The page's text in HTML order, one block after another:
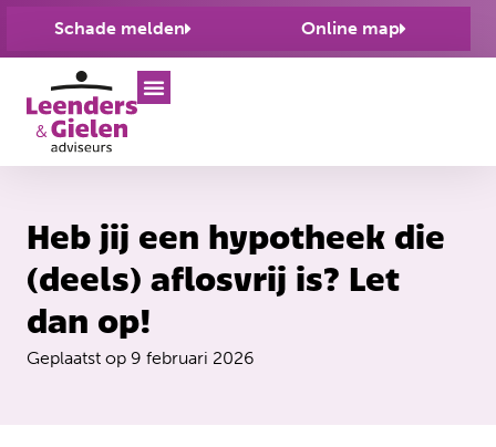
Schade melden Online map
Heb jij een hypotheek die
(deels) aflosvrij is? Let
dan op!
Geplaatst op 9 februari 2026